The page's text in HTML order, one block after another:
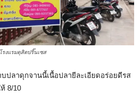
รงแรมดุสิตปริ๊นเซส
ปลาดุกจานนี้เนื้อปลายีละเอียดอร่อยดีรส
8/10